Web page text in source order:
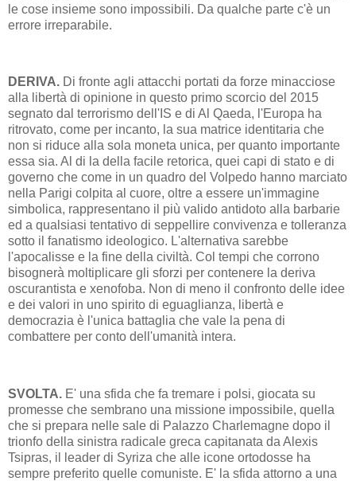
le cose insieme sono impossibili. Da qualche parte c'è un
errore irreparabile.
DERIVA. Di fronte agli attacchi portati da forze minacciose
alla libertà di opinione in questo primo scorcio del 2015
segnato dal terrorismo dell'IS e di Al Qaeda, l'Europa ha
ritrovato, come per incanto, la sua matrice identitaria che
non si riduce alla sola moneta unica, per quanto importante
essa sia. Al di la della facile retorica, quei capi di stato e di
governo che come in un quadro del Volpedo hanno marciato
nella Parigi colpita al cuore, oltre a essere un'immagine
simbolica, rappresentano il più valido antidoto alla barbarie
ed a qualsiasi tentativo di seppellire convivenza e tolleranza
sotto il fanatismo ideologico. L'alternativa sarebbe
l'apocalisse e la fine della civiltà. Col tempi che corrono
bisognerà moltiplicare gli sforzi per contenere la deriva
oscurantista e xenofoba. Non di meno il confronto delle idee
e dei valori in uno spirito di eguaglianza, libertà e
democrazia è l'unica battaglia che vale la pena di
combattere per conto dell'umanità intera.
SVOLTA. E' una sfida che fa tremare i polsi, giocata su
promesse che sembrano una missione impossibile, quella
che si prepara nelle sale di Palazzo Charlemagne dopo il
trionfo della sinistra radicale greca capitanata da Alexis
Tsipras, il leader di Syriza che alle icone ortodosse ha
sempre preferito quelle comuniste. E' la sfida attorno a una